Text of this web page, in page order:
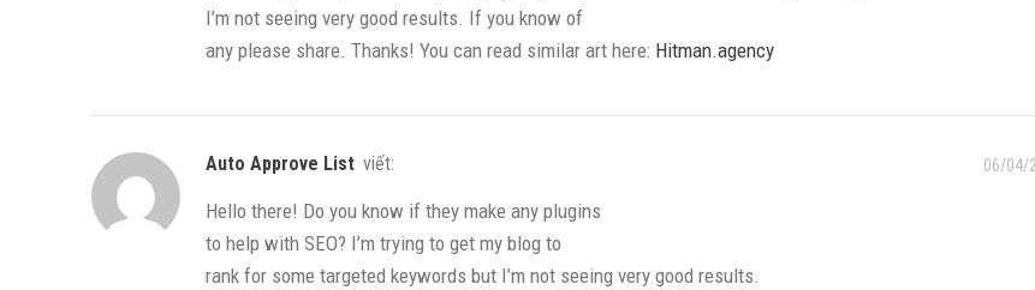
I’m not seeing very good results. If you know of
any please share. Thanks! You can read similar art here: Hitman.agency
Auto Approve List viết: 06/04/
Hello there! Do you know if they make any plugins
to help with SEO? I’m trying to get my blog to
rank for some targeted keywords but I’m not seeing very good results.